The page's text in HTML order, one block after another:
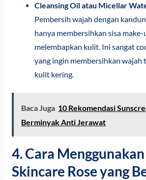
Cleansing Oil atau Micellar
Pembersih wajah dengan
hanya membersihkan sisa
melembapkan kulit. Ini sangat
yang ingin membersihkan wajah
kulit kering.
Baca Juga 10 Rekomendasi
Berminyak Anti Jerawat
4. Cara
Skincare Rose yang